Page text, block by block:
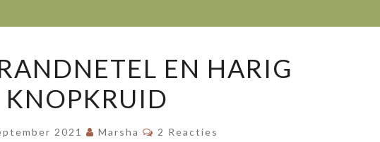
BRANDNETEL
EN
HARIG
KNOPKRUID
EN HARIG
KNOPKRUID
2021 Marsha Reacties
2 Reacties